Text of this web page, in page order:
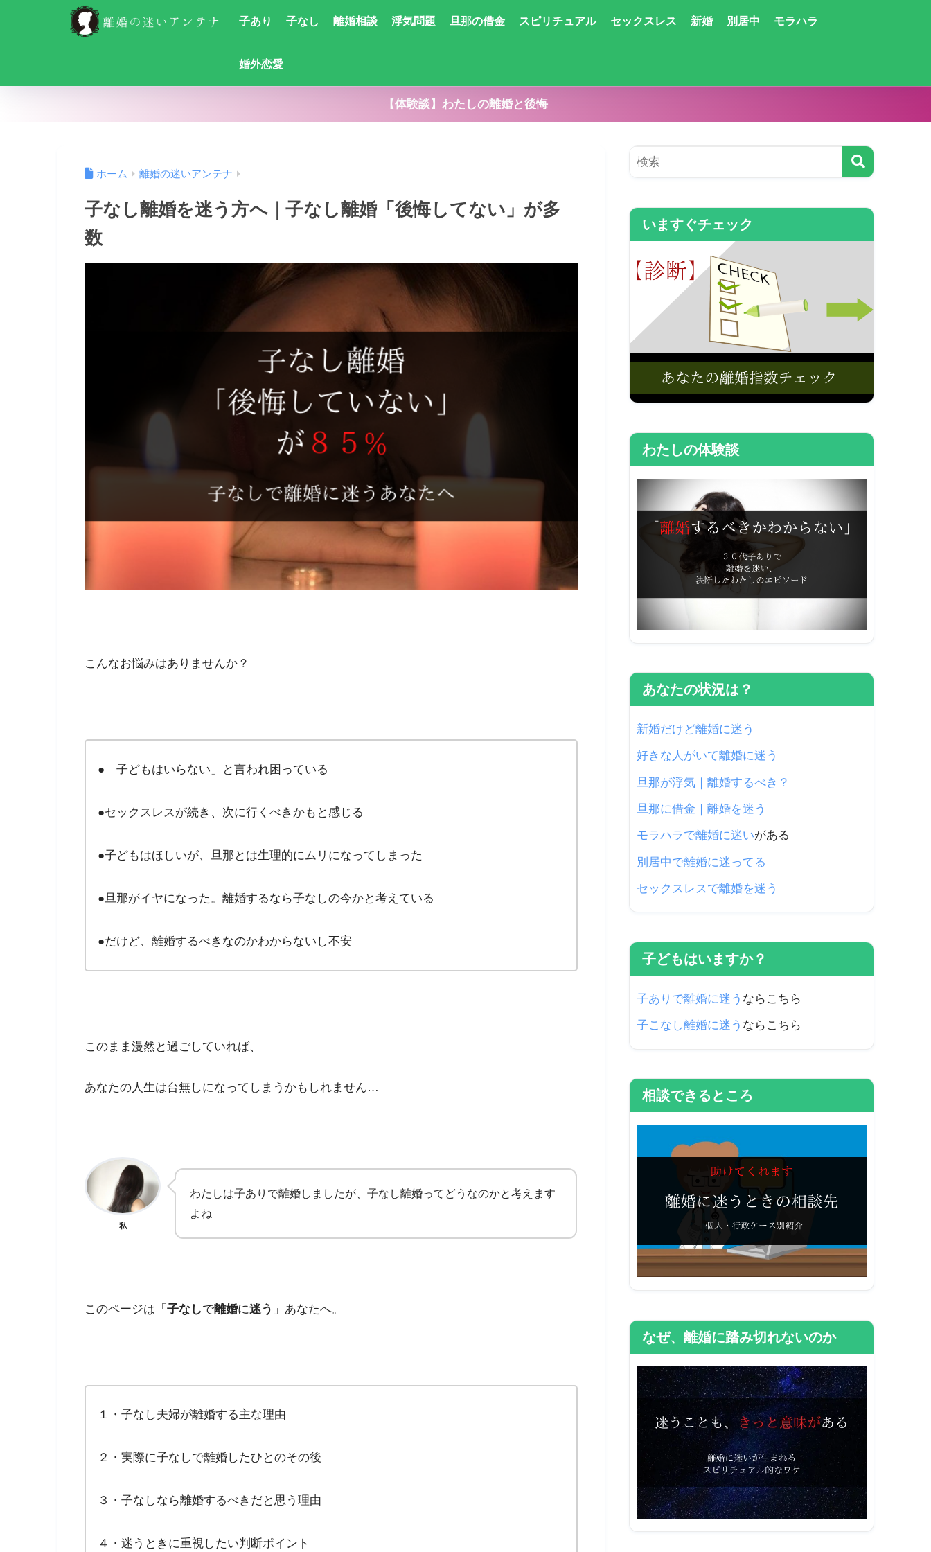
子あり 子なし 離婚相談 浮気問題 旦那の借金 スピリチュアル セックスレス 新婚 別居中 モラハラ
婚外恋愛
【体験談】わたしの離婚と後悔
ホーム 離婚の迷いアンテナ
子なし離婚を迷う方へ｜子なし離婚「後悔してない」が多
数
こんなお悩みはありませんか？
●「子どもはいらない」と言われ困っている
●セックスレスが続き、次に行くべきかもと感じる
●子どもはほしいが、旦那とは生理的にムリになってしまった
●旦那がイヤになった。離婚するなら子なしの今かと考えている
●だけど、離婚するべきなのかわからないし不安
このまま漫然と過ごしていれば、
あなたの人生は台無しになってしまうかもしれません…
私
わたしは子ありで離婚しましたが、子なし離婚ってどうなのかと考えます
よね
このページは「 子なしで離婚に迷う 」あなたへ。
１・子なし夫婦が離婚する主な理由
２・実際に子なしで離婚したひとのその後
３・子なしなら離婚するべきだと思う理由
４・迷うときに重視したい判断ポイント
いますぐチェック
わたしの体験談
あなたの状況は？
新婚だけど離婚に迷う
好きな人がいて離婚に迷う
旦那が浮気｜離婚するべき？
旦那に借金｜離婚を迷う
モラハラで離婚に迷いがある
別居中で離婚に迷ってる
セックスレスで離婚を迷う
子どもはいますか？
子ありで離婚に迷う ならこちら
子こなし離婚に迷う ならこちら
相談できるところ
なぜ、離婚に踏み切れないのか